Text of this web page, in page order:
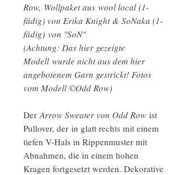
Row, Wollpaket aus wool local (1-
fädig) von Erika Knight & SoNaka (1-
fädig) von "SoN"
(Achtung: Das hier gezeigte
Modell wurde nicht aus dem hier
angebotenem Garn gestrickt! Fotos
vom Modell ©Odd Row)
Der Arrow Sweater von Odd Row ist
Pullover, der in glatt rechts mit einem
tiefen V-Hals in Rippenmuster mit
Abnahmen, die in einem hohen
Kragen fortgesetzt werden. Dekorative